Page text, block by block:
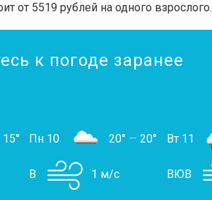
от 5519 рублей на одного взрослого.
к погоде заранее
15° Пн 10 20° — 20°
В 1 м/с
Вт 11
ВЮВ